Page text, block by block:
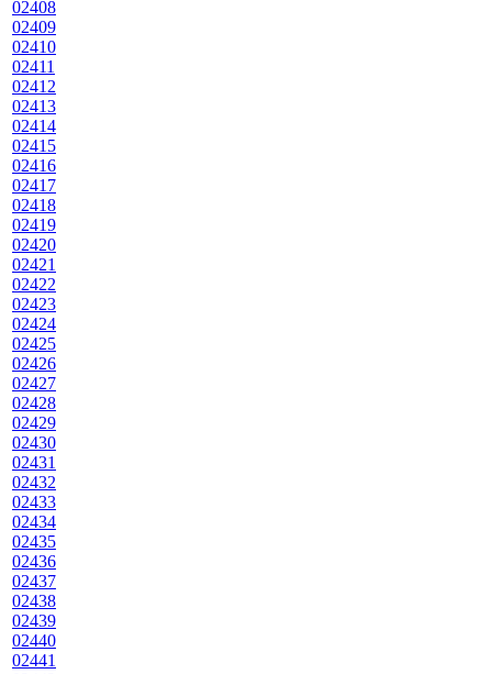
02408
02409
02410
02411
02412
02413
02414
02415
02416
02417
02418
02419
02420
02421
02422
02423
02424
02425
02426
02427
02428
02429
02430
02431
02432
02433
02434
02435
02436
02437
02438
02439
02440
02441